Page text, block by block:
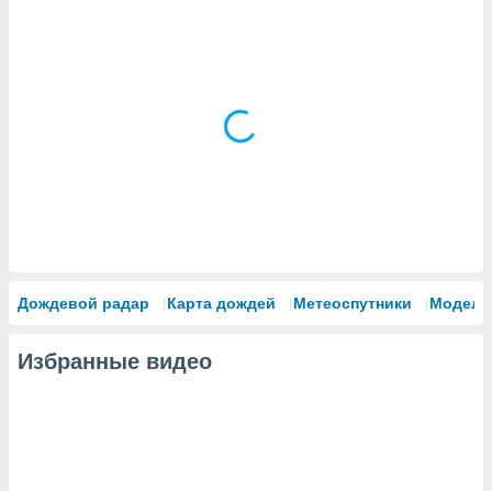
Дождевой радар Карта дождей Метеоспутники Модели
Избранные видео